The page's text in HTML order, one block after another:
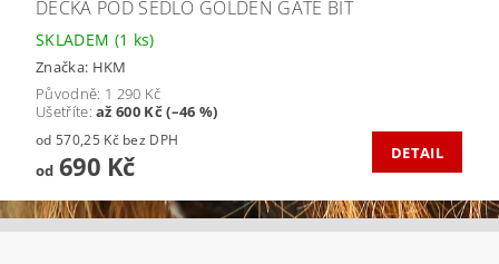
DEČKA POD SEDLO GOLDEN GATE BIT
SKLADEM (1 ks)
Značka: HKM
Původně: 1 290 Kč
Ušetříte:až 600 Kč (–46 %)
od 570,25 Kč bez DPH
od690 Kč DETAIL